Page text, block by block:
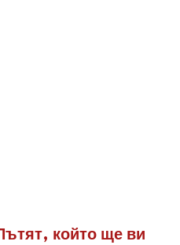
който ще ви